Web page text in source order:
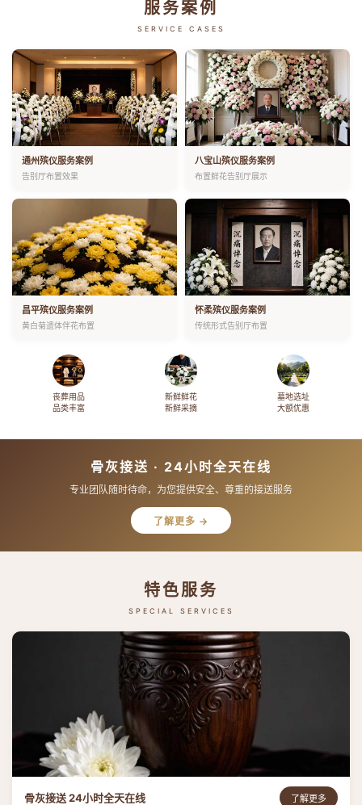
服务案例
SERVICE CASES
通州殡仪服务案例
告别厅布置效果
八宝山殡仪服务案例
布置鲜花告别厅展示
昌平殡仪服务案例
黄白菊遗体伴花布置
怀柔殡仪服务案例
传统形式告别厅布置
丧葬用品
品类丰富
新鲜鲜花
新鲜采摘
墓地选址
大额优惠
骨灰接送 · 24小时全天在线
专业团队随时待命，为您提供安全、尊重的接送服务
了解更多 →
特色服务
SPECIAL SERVICES
骨灰接送 24小时全天在线 了解更多